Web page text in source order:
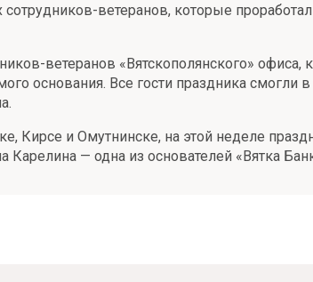
Оценка недвижимости
ветеранов, которые
ветеранов «Вятскополянского»
основания. Все гости праздника смогли
и Омутнинске, на этой неделе
Карелина — одна из основателей «Вятка